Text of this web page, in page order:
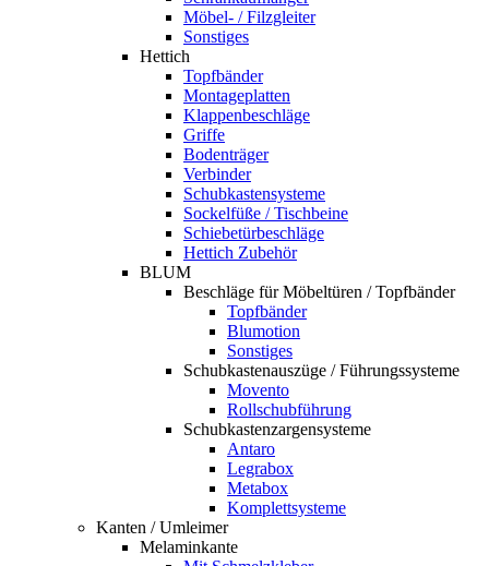
Möbel- / Filzgleiter
Sonstiges
Hettich
Topfbänder
Montageplatten
Klappenbeschläge
Griffe
Bodenträger
Verbinder
Schubkastensysteme
Sockelfüße / Tischbeine
Schiebetürbeschläge
Hettich Zubehör
BLUM
Beschläge für Möbeltüren / Topfbänder
Topfbänder
Blumotion
Sonstiges
Schubkastenauszüge / Führungssysteme
Movento
Rollschubführung
Schubkastenzargensysteme
Antaro
Legrabox
Metabox
Komplettsysteme
Kanten / Umleimer
Melaminkante